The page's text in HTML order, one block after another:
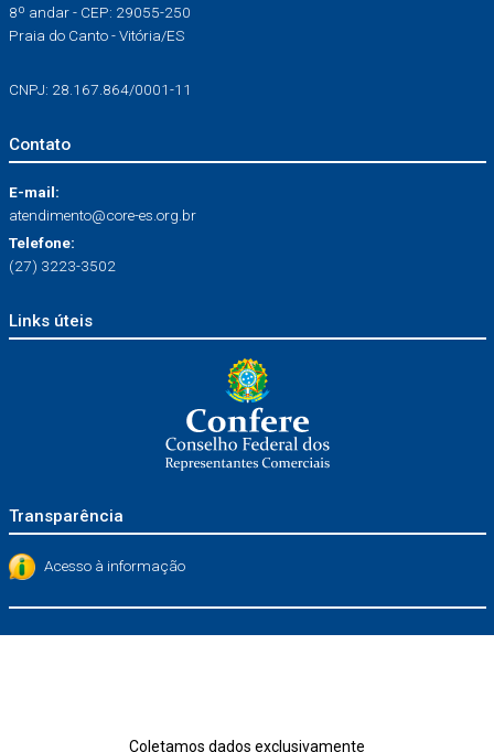
8º andar - CEP: 29055-250
Praia do Canto - Vitória/ES
CNPJ: 28.167.864/0001-11
Contato
E-mail:
atendimento@core-es.org.br
Telefone:
(27) 3223-3502
Links úteis
Transparência
Acesso à informação
Coletamos dados exclusivamente